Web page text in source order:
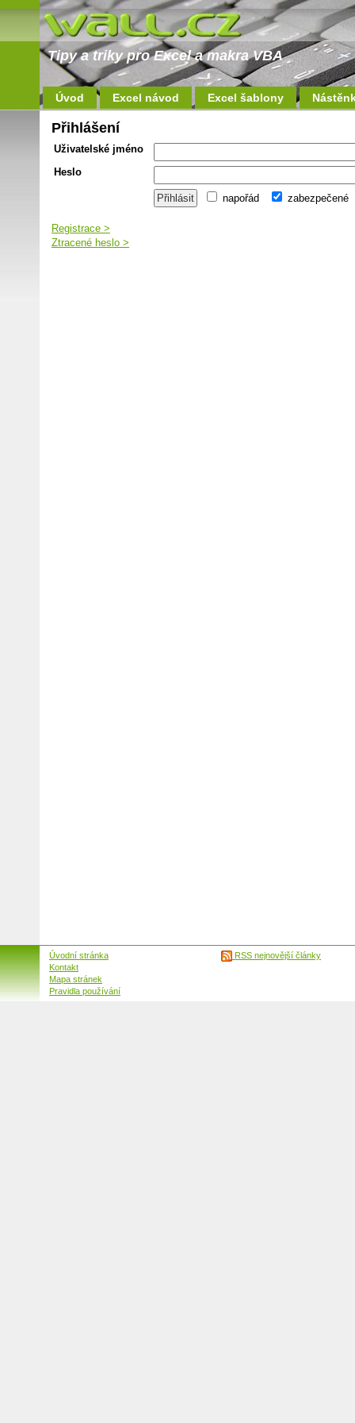
Tipy a triky pro Excel a makra VBA
Úvod Excel návod Excel šablony
Přihlášení
Uživatelské jméno
Heslo
napořád zabezpečené
Registrace >
Ztracené heslo >
Úvodní stránka
Kontakt
Mapa stránek
Pravidla používání
RSS nejnovější články